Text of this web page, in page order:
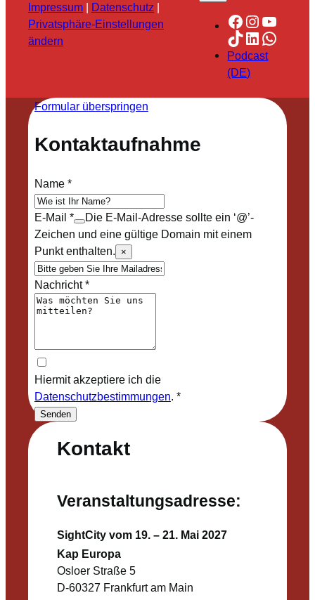
Impressum | Datenschutz |
Privatsphäre-Einstellungen
ändern
Facebook
TikTok
LinkedIn
Podcast
(DE)
Kontakt
Veranstaltungsadresse:
SightCity vom 19. – 21. Mai 2027
Kap Europa
Osloer Straße 5
D-60327 Frankfurt am Main
Formular überspringen
Kontaktaufnahme
Name*
E-Mail *
Die E-Mail-Adresse sollte ein ‘@’-
Zeichen und eine gültige Domain mit einem
Punkt enthalten.
×
Nachricht*
Hiermit akzeptiere ich die
Datenschutzbestimmungen. *
Senden